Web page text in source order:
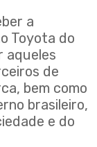
a
Toyota do
aqueles
de
bem como
brasileiro,
e do